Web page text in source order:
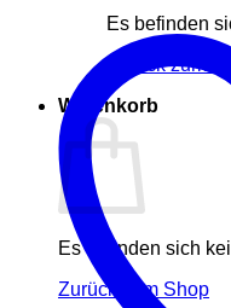
Es befinden
Zurück zum
Warenkorb
Es befinden sich
Zurück zum Shop